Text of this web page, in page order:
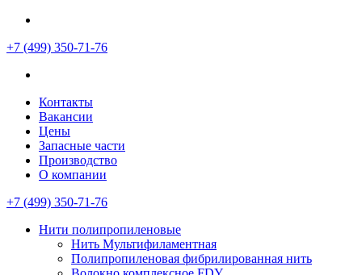
+7 (499) 350-71-76
Контакты
Вакансии
Цены
Запасные части
Производство
О компании
+7 (499) 350-71-76
Нити полипропиленовые
Нить Мультифиламентная
Полипропиленовая фибрилированная нить